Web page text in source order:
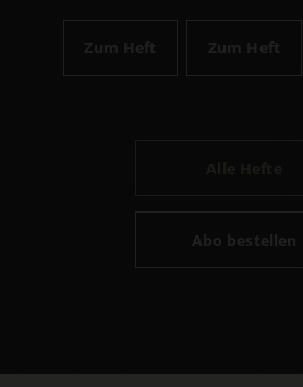
Zum Heft Zum Heft
Abo bestellen